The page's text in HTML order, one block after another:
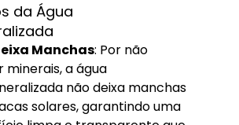
da Água
Manchas: Por não
minerais, a água
não deixa manchas
solares, garantindo uma